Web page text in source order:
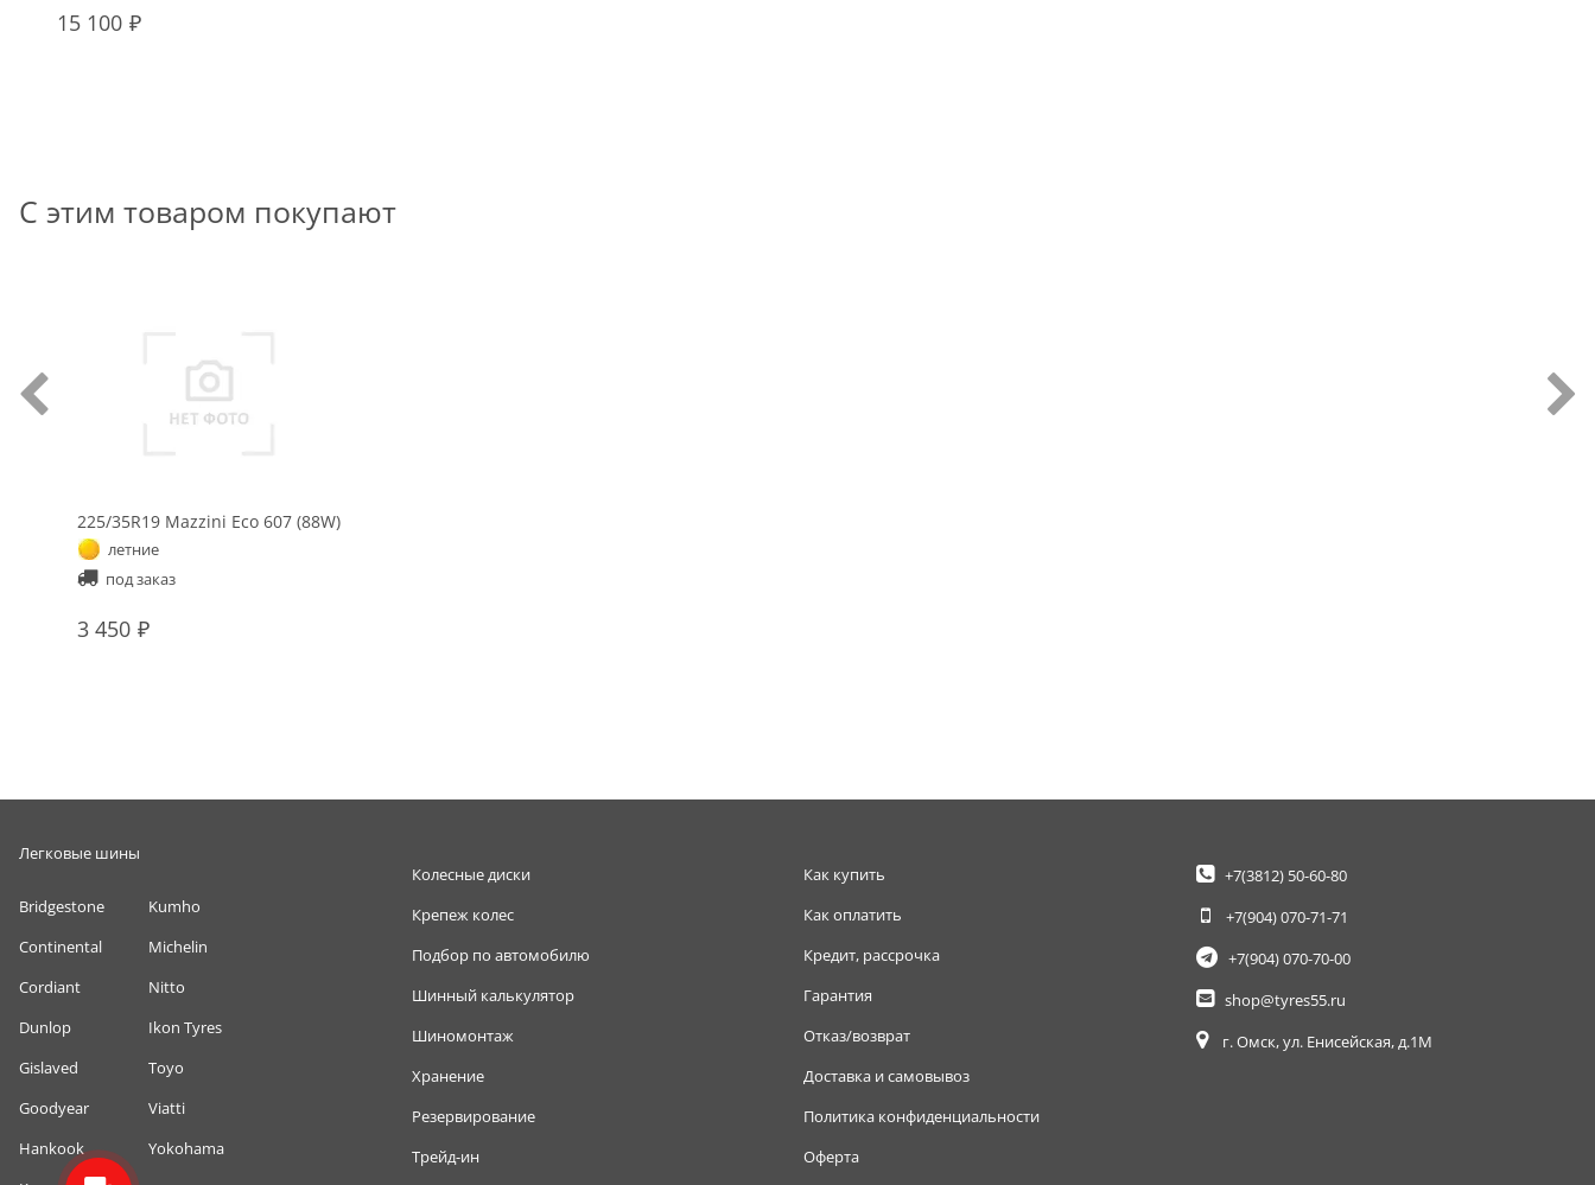
15 100
С этим товаром покупают
225/35R19 Mazzini Eco 607 (88W)
летние
под заказ
3 450
Легковые шины
Bridgestone
Continental
Cordiant
Dunlop
Gislaved
Goodyear
Hankook
Kumho
Michelin
Nitto
Ikon Tyres
Toyo
Viatti
Yokohama
Колесные диски
Крепеж колес
Подбор по автомобилю
Шинный калькулятор
Шиномонтаж
Хранение
Резервирование
Трейд-ин
Как купить
Как оплатить
Кредит, рассрочка
Гарантия
Отказ/возврат
Доставка и самовывоз
Политика конфиденциальности
Оферта
+7(3812)50-60-80
+7(904)070-71-71
+7(904)070-70-00
shop@tyres55.ru
г. Омск, ул. Енисейская, д.1М